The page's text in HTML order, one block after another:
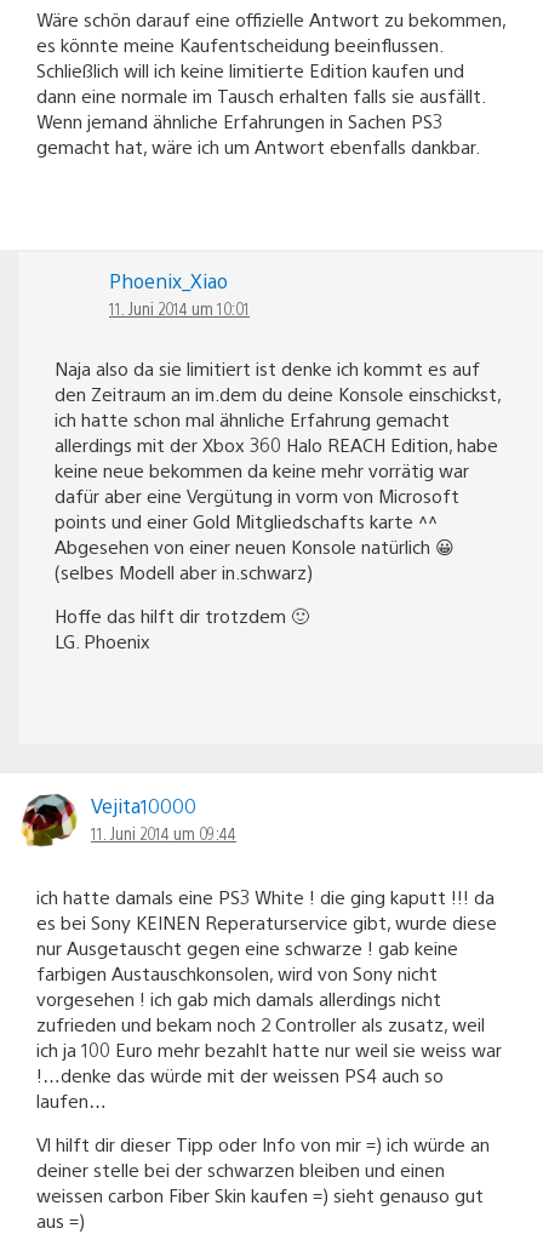
Wäre schön darauf eine offizielle Antwort zu bekommen,
es könnte meine Kaufentscheidung beeinflussen.
Schließlich will ich keine limitierte Edition kaufen und
dann eine normale im Tausch erhalten falls sie ausfällt.
Wenn jemand ähnliche Erfahrungen in Sachen PS3
gemacht hat, wäre ich um Antwort ebenfalls dankbar.
Phoenix_Xiao
11. Juni 2014 um 10:01
Naja also da sie limitiert ist denke ich kommt es auf
den Zeitraum an im.dem du deine Konsole einschickst,
ich hatte schon mal ähnliche Erfahrung gemacht
allerdings mit der Xbox 360 Halo REACH Edition, habe
keine neue bekommen da keine mehr vorrätig war
dafür aber eine Vergütung in vorm von Microsoft
points und einer Gold Mitgliedschafts karte ^^
Abgesehen von einer neuen Konsole natürlich 😀
(selbes Modell aber in.schwarz)
Hoffe das hilft dir trotzdem 🙂
LG. Phoenix
Vejita10000
11. Juni 2014 um 09:44
ich hatte damals eine PS3 White ! die ging kaputt !!! da
es bei Sony KEINEN Reperaturservice gibt, wurde diese
nur Ausgetauscht gegen eine schwarze ! gab keine
farbigen Austauschkonsolen, wird von Sony nicht
vorgesehen ! ich gab mich damals allerdings nicht
zufrieden und bekam noch 2 Controller als zusatz, weil
ich ja 100 Euro mehr bezahlt hatte nur weil sie weiss war
!…denke das würde mit der weissen PS4 auch so
laufen…
Vl hilft dir dieser Tipp oder Info von mir =) ich würde an
deiner stelle bei der schwarzen bleiben und einen
weissen carbon Fiber Skin kaufen =) sieht genauso gut
aus =)